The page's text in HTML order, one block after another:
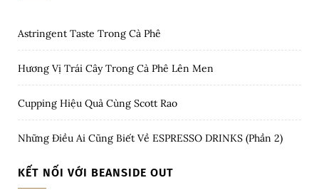
Astringent Taste Trong Cà Phê
Hương Vị Trái Cây Trong Cà Phê Lên Men
Cupping Hiệu Quả Cùng Scott Rao
Những Điều Ai Cũng Biết Về ESPRESSO DRINKS (Phần 2)
KẾT NỐI VỚI BEANSIDE OUT